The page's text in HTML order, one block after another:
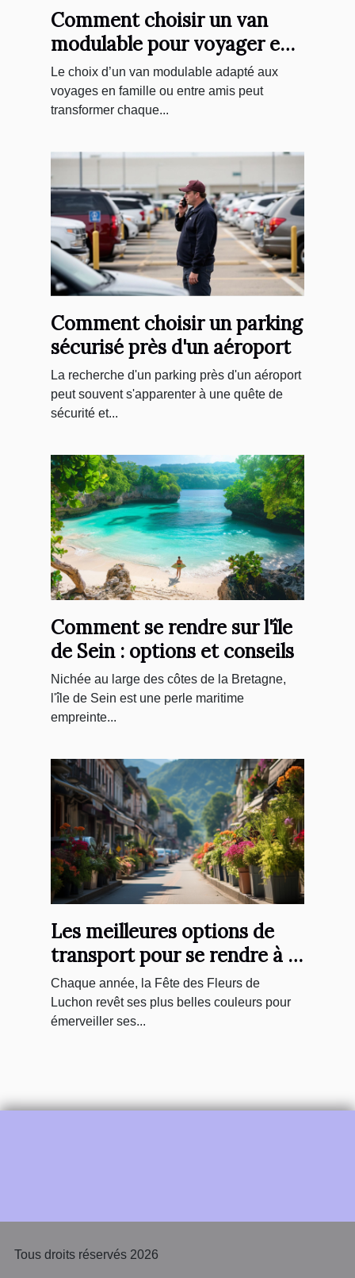
Comment choisir un van
modulable pour voyager en
famille ou entre amis
Le choix d’un van modulable adapté aux
voyages en famille ou entre amis peut
transformer chaque...
Comment choisir un parking
sécurisé près d'un aéroport
La recherche d'un parking près d'un aéroport
peut souvent s'apparenter à une quête de
sécurité et...
Comment se rendre sur l'île
de Sein : options et conseils
Nichée au large des côtes de la Bretagne,
l'île de Sein est une perle maritime
empreinte...
Les meilleures options de
transport pour se rendre à la
Fête des Fleurs de Luchon
Chaque année, la Fête des Fleurs de
Luchon revêt ses plus belles couleurs pour
émerveiller ses...
Tous droits réservés 2026